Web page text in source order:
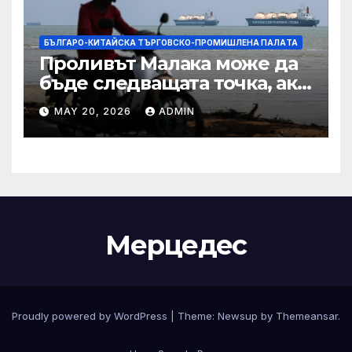
БЪЛГАРО-КИТАЙСКА ТЪРГОВСКО-ПРОМИШЛЕНА ПАЛAТА
Проливът Малака може да
бъде следващата точка, ако
Азия не внимава
MAY 20, 2026 ADMIN
Мерцедес
Proudly powered by WordPress Theme: Newsup by Themeansar.